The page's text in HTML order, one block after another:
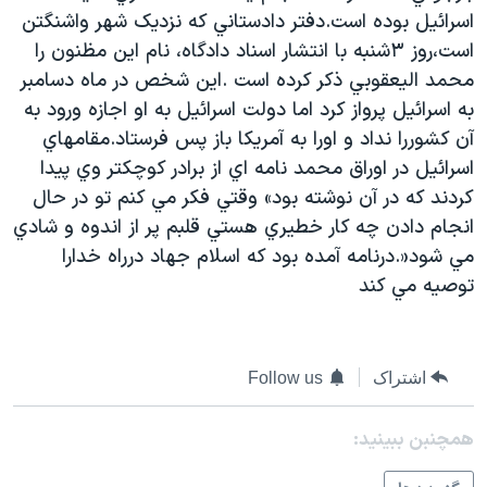
فرهنگ و زندگی
حقوق شهروندی
اقتصادی
علم و فناوری
اسرائیل در جنگ
گالری عکس
آرشیو پخش زنده
مستندها
انتخابات ریاست جمهوری آمریکا ۲۰۲۴
حمله جمهوری اسلامی به اسرائیل
رمز مهسا
ورزش زنان در ایران
اعتراضات زن، زندگی، آزادی
مجموعه مستندهای دادخواهی
تریبونال مردمی آبان ۹۸
چهل سال گروگان‌گیری
قانون شفافیت دارائی کادر رهبری ایران
اعتراضات مردمی آبان ۹۸
دنبال کنید
زبانهای مختلف
اسرائيل بوده است.دفتر دادستاني که نزديک شهر واشنگتن
است،روز ۳شنبه با انتشار اسناد دادگاه، نام اين مظنون را
محمد اليعقوبي ذکر کرده است .اين شخص در ماه دسامبر
به اسرائيل پرواز کرد اما دولت اسرائيل به او اجازه ورود به
آن کشوررا نداد و اورا به آمريکا باز پس فرستاد.مقامهاي
اسرائيل در اوراق محمد نامه اي از برادر کوچکتر وي پيدا
کردند که در آن نوشته بود» وقتي فکر مي کنم تو در حال
انجام دادن چه کار خطيري هستي قلبم پر از اندوه و شادي
مي شود«.درنامه آمده بود که اسلام جهاد درراه خدارا
توصيه مي کند
اشتراک Follow us
همچنبن ببینید: